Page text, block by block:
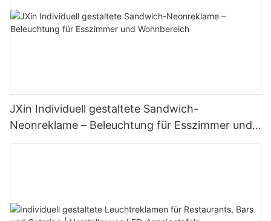
JXin Individuell gestaltete Sandwich-
Neonreklame – Beleuchtung für Esszimmer und
Wohnbereich